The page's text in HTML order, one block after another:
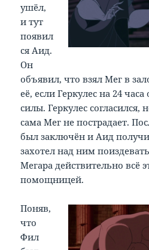
ушёл,
и тут
появил
ся Аид.
Он
объявил, что взял Мег в
её, если Геркулес на 24
силы. Геркулес согласился,
сама Мег не пострадает.
был заключён и Аид
захотел над ним
Мегара действительно всё
помощницей.
Поняв,
что
Фил